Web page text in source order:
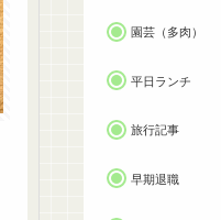
園芸（多肉）
平日ランチ
旅行記事
早期退職